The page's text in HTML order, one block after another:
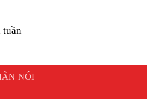
tuần
NÓI